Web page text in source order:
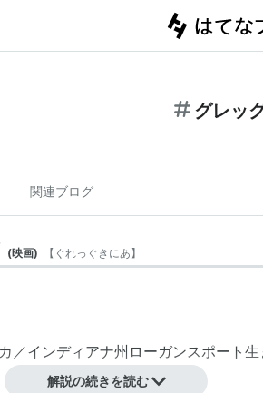
グレッ
関連ブログ
(映画) 【 ぐれっぐきにあ】
／インディアナ州ローガンスポート生
解説の続きを読む